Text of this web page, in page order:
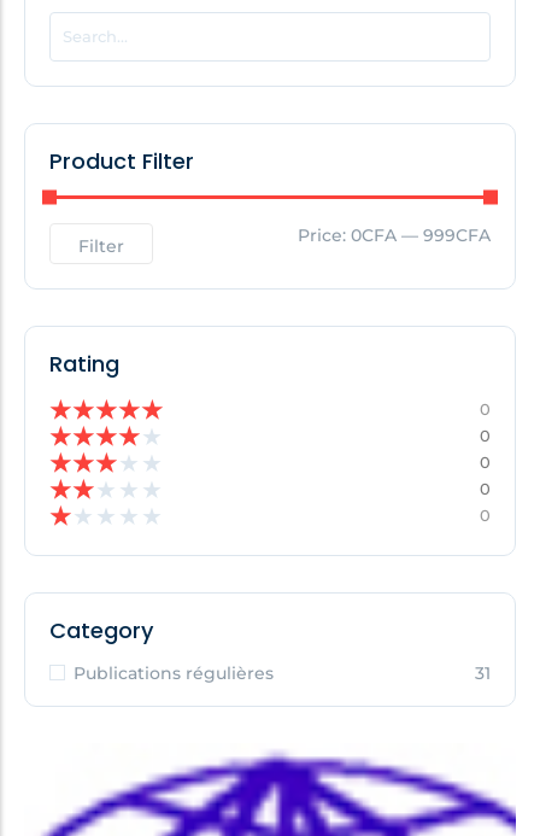
POPULAR THIS WEEK
No Posts Found!
No Posts Found!
Product Filter
Filter Price: 0CFA — 999CFA
Rating
★★★★★ 0
★★★★★ 0
★★★★ ★ 0
★★★ ★ ★ 0
★★ ★ ★ ★ 0
Category
Publications régulières 31